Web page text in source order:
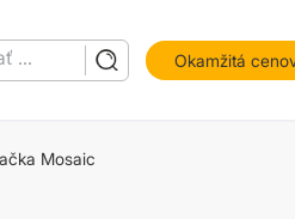
Okamžitá
Mosaic